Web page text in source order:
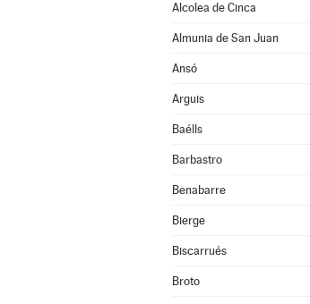
Alcolea de Cinca
Almunia de San Juan
Ansó
Arguis
Baélls
Barbastro
Benabarre
Bierge
Biscarrués
Broto